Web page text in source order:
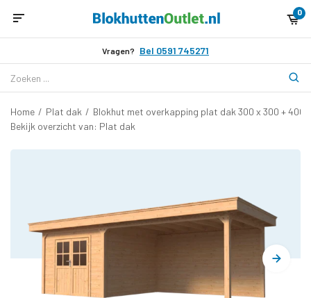
0
Vragen? Bel 0591 745271
Home / Plat dak / Blokhut met overkapping plat dak 300 x 300 +
Bekijk overzicht van: Plat dak